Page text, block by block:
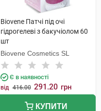
Biovene Патчі під очі
гідрогелеві з бакучіолом 60
шт
Biovene Cosmetics SL
Є в наявності
від 416.00 291.20 грн
КУПИТИ